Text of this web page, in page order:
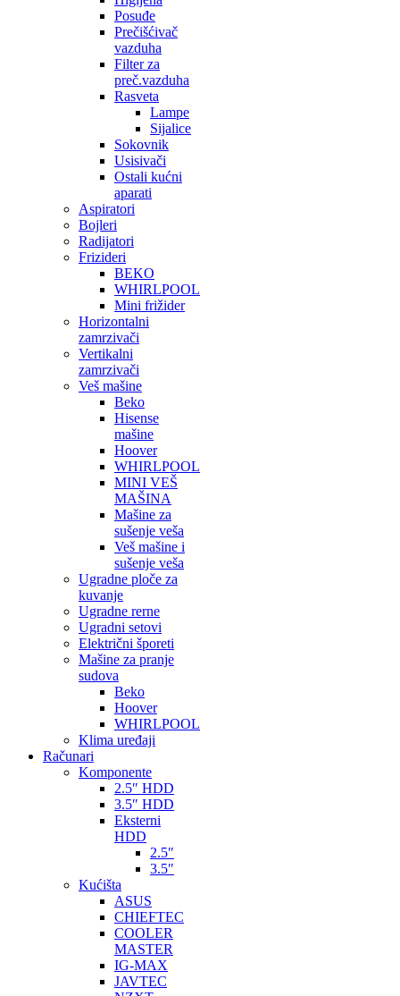
Posuđe
Prečišćivač
vazduha
Filter za
preč.vazduha
Rasveta
Lampe
Sijalice
Sokovnik
Usisivači
Ostali kućni
aparati
Aspiratori
Bojleri
Radijatori
Frizideri
BEKO
WHIRLPOOL
Mini frižider
Horizontalni
zamrzivači
Vertikalni
zamrzivači
Veš mašine
Beko
Hisense
mašine
Hoover
WHIRLPOOL
MINI VEŠ
MAŠINA
Mašine za
sušenje veša
Veš mašine i
sušenje veša
Ugradne ploče za
kuvanje
Ugradne rerne
Ugradni setovi
Električni šporeti
Mašine za pranje
sudova
Beko
Hoover
WHIRLPOOL
Klima uređaji
Računari
Komponente
2.5″ HDD
3.5″ HDD
Eksterni
HDD
2.5″
3.5″
Kućišta
ASUS
CHIEFTEC
COOLER
MASTER
IG-MAX
JAVTEC